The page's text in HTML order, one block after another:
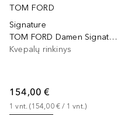
TOM FORD
Signature
TOM FORD Damen Signature Düfte Black Orchid Eau de Parfum Set
Kvepalų rinkinys
154,00 €
1 vnt. (154,00 € / 1 vnt.)